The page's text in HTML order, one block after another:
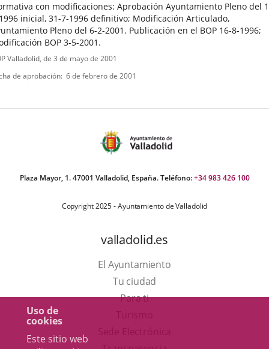
Uso de
cookies
Este sitio web
con modificaciones: Aprobación Ayuntamiento Pleno del
inicial, 31-7-1996 definitivo; Modificación Articulado,
Pleno del 6-2-2001. Publicación en el BOP 16-8-1996;
BOP 3-5-2001.
Valladolid, de 3 de mayo de 2001
de aprobación 6 de febrero de 2001
Plaza Mayor, 1. 47001 Valladolid, España. Teléfono:+34 983 426 100
Copyright 2025 - Ayuntamiento de Valladolid
valladolid.es
El Ayuntamiento
Tu ciudad
Para ti